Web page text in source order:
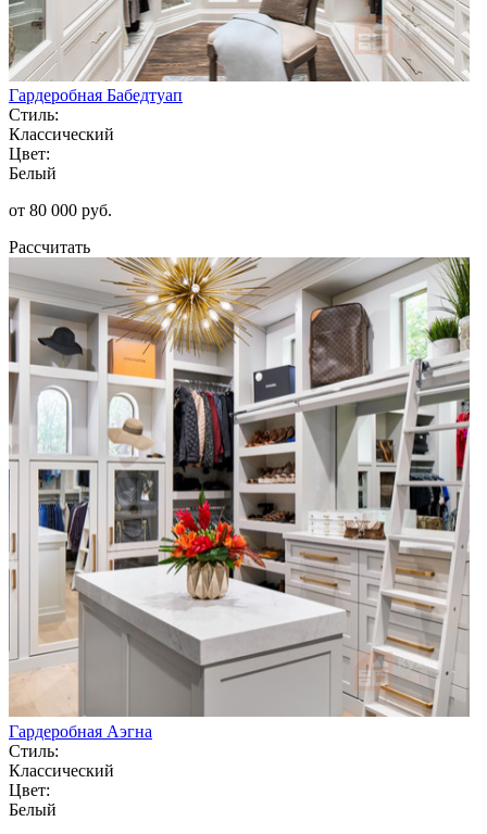
Гардеробная Бабедтуап
Стиль:
Классический
Цвет:
Белый
от 80 000 руб.
Рассчитать
Гардеробная Аэгна
Стиль:
Классический
Цвет:
Белый